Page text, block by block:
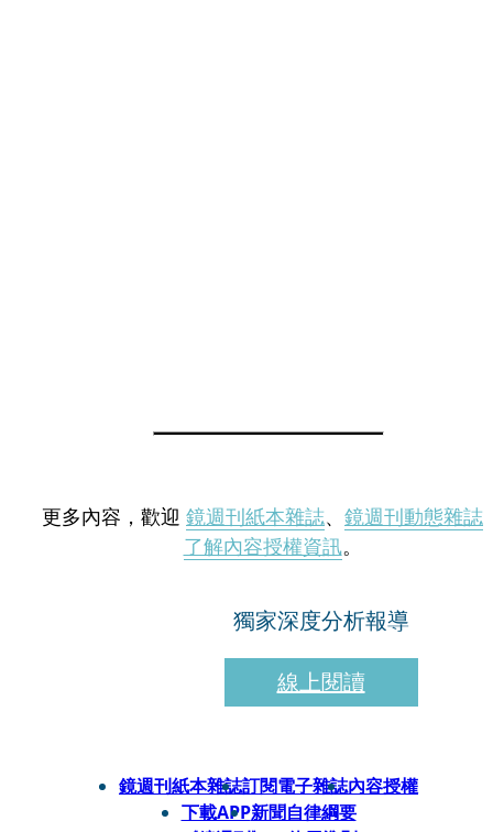
更多內容，歡迎 鏡週刊紙本雜誌、 鏡週刊動態雜誌
了解內容授權資訊。
獨家深度分析報導
線上閱讀
鏡週刊紙本雜誌訂閱電子雜誌內容授權
下載APP新聞自律綱要